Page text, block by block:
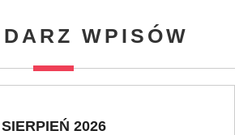
WPISÓW
SIERPIEŃ 2026